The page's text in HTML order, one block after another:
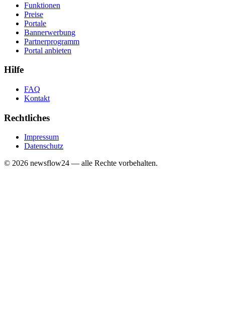
Funktionen
Preise
Portale
Bannerwerbung
Partnerprogramm
Portal anbieten
Hilfe
FAQ
Kontakt
Rechtliches
Impressum
Datenschutz
© 2026 newsflow24 — alle Rechte vorbehalten.